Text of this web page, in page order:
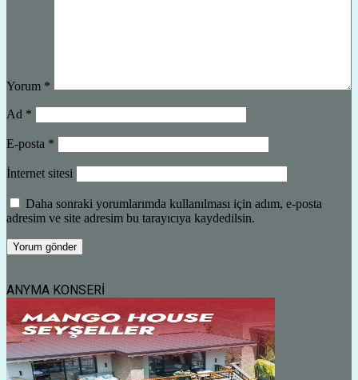
Yorum *
Ad *
E-posta *
İnternet sitesi
Daha sonraki yorumlarımda kullanılması için adım, e-posta
adresim ve site adresim bu tarayıcıya kaydedilsin.
ANYMA KONSERİ